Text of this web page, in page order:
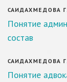
САИДАХМЕДОВА
Понятие
состав
САИДАХМЕДОВА
Понятие